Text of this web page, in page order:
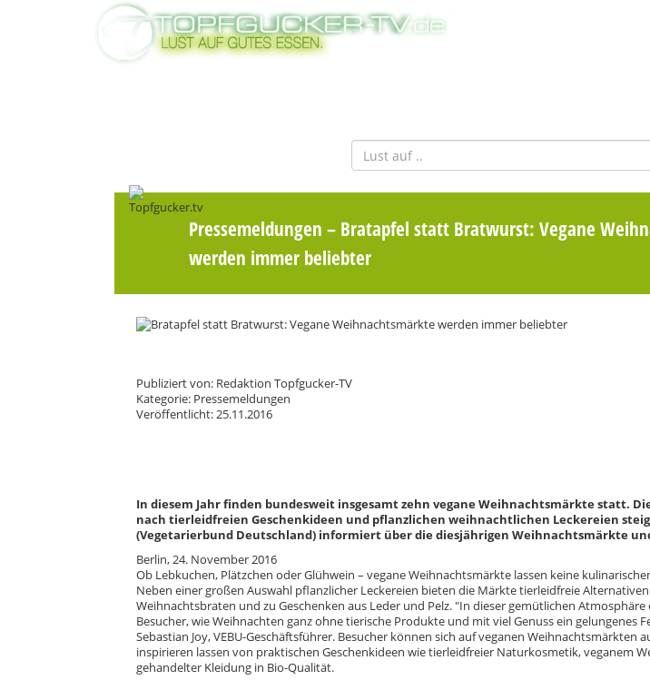
Pressemeldungen – Bratapfel statt Bratwurst: Vegane
werden immer beliebter
Publiziert von: Redaktion Topfgucker-TV
Kategorie: Pressemeldungen
Veröffentlicht: 25.11.2016
In diesem Jahr finden bundesweit insgesamt zehn vegane Weihnachtsmärkte statt.
nach tierleidfreien Geschenkideen und pflanzlichen weihnachtlichen Leckereien
(Vegetarierbund Deutschland) informiert über die diesjährigen Weihnachtsmärkte
Berlin, 24. November 2016
Ob Lebkuchen, Plätzchen oder Glühwein – vegane Weihnachtsmärkte lassen keine
Neben einer großen Auswahl pflanzlicher Leckereien bieten die Märkte tierleidfreie
Weihnachtsbraten und zu Geschenken aus Leder und Pelz. "In dieser gemütlichen Atmosphäre
Besucher, wie Weihnachten ganz ohne tierische Produkte und mit viel Genuss ein gelungenes
Sebastian Joy, VEBU-Geschäftsführer. Besucher können sich auf veganen Weihnachtsmärkten
inspirieren lassen von praktischen Geschenkideen wie tierleidfreier Naturkosmetik, veganem
gehandelter Kleidung in Bio-Qualität.